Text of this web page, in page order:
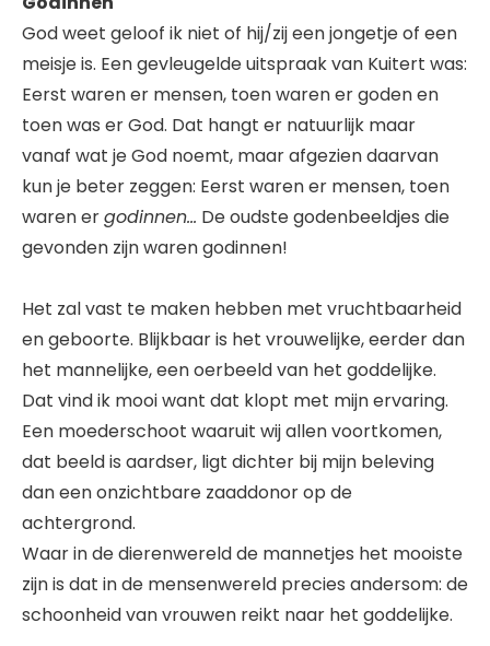
God weet geloof ik niet of hij/zij een jongetje of een
meisje is. Een gevleugelde uitspraak van Kuitert was:
Eerst waren er mensen, toen waren er goden en
toen was er God. Dat hangt er natuurlijk maar
vanaf wat je God noemt, maar afgezien daarvan
kun je beter zeggen: Eerst waren er mensen, toen
waren ergodinnen… De oudste godenbeeldjes die
gevonden zijn waren godinnen!
Het zal vast te maken hebben met vruchtbaarheid
en geboorte. Blijkbaar is het vrouwelijke, eerder dan
het mannelijke, een oerbeeld van het goddelijke.
Dat vind ik mooi want dat klopt met mijn ervaring.
Een moederschoot waaruit wij allen voortkomen,
dat beeld is aardser, ligt dichter bij mijn beleving
dan een onzichtbare zaaddonor op de
achtergrond.
Waar in de dierenwereld de mannetjes het mooiste
zijn is dat in de mensenwereld precies andersom: de
schoonheid van vrouwen reikt naar het goddelijke.